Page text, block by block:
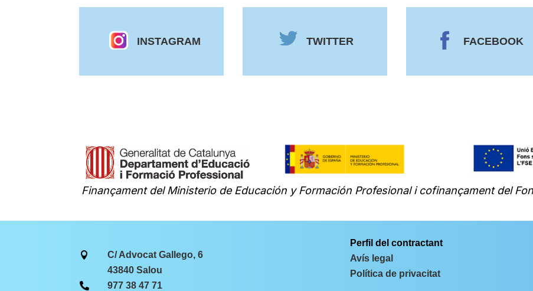
INSTAGRAM TWITTER FACEBOOK
Finançament del Ministerio de Educación y Formación Profesional i cofinançament del

C/ Advocat Gallego, 6
43840 Salou
 977 38 47 71
Perfil del contractant
Avís legal
Política de privacitat